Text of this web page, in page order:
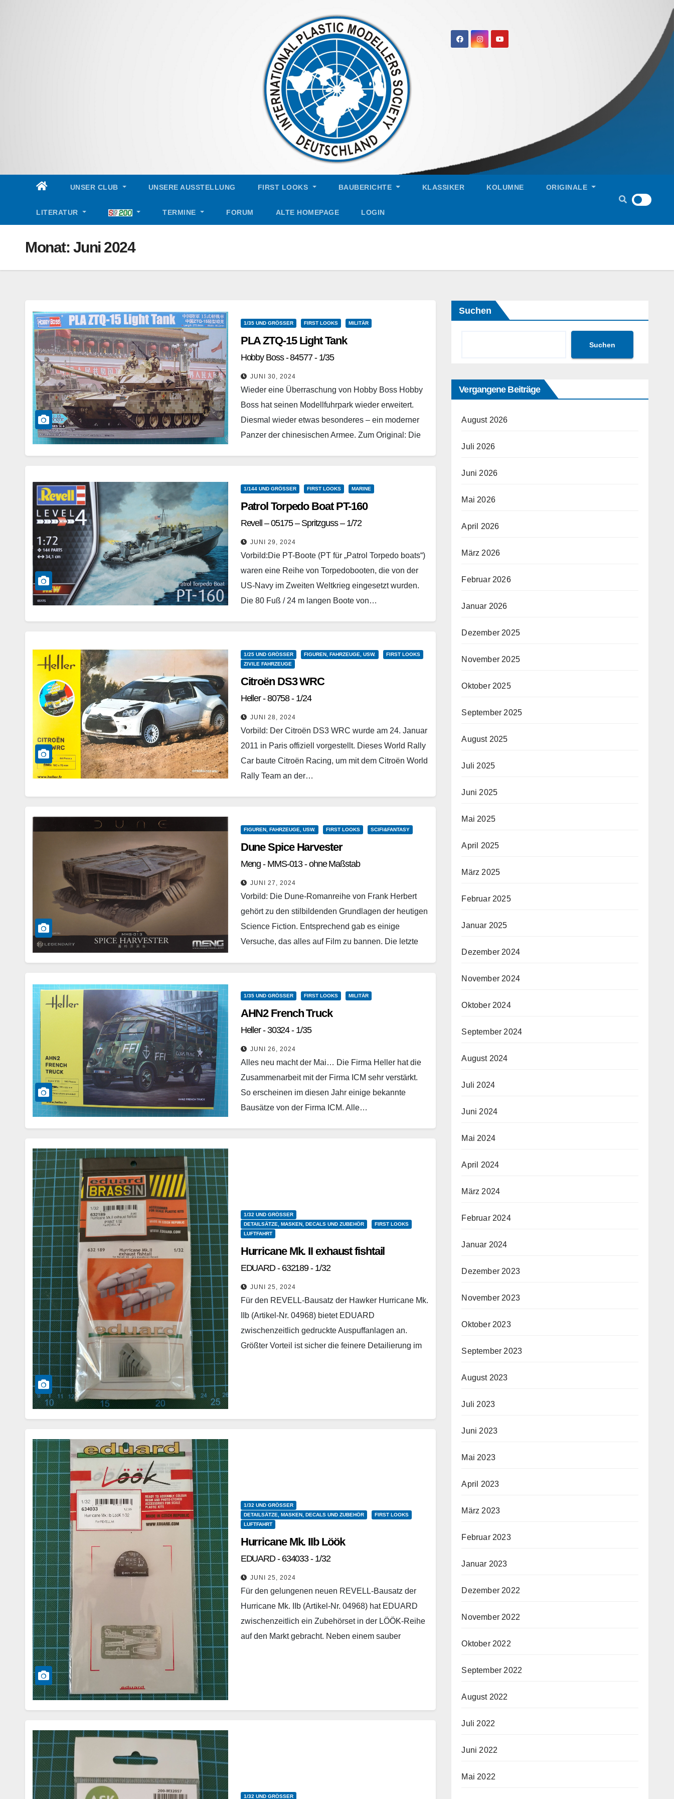
UNSER CLUB UNSERE AUSSTELLUNG FIRST LOOKS BAUBERICHTE KLASSIKER KOLUMNE ORIGINALE
LITERATUR TERMINE FORUM ALTE HOMEPAGE LOGIN
Monat: Juni 2024
1/35 UND GRÖSSER FIRST LOOKS MILITÄR
PLA ZTQ-15 Light Tank
Hobby Boss - 84577 - 1/35
JUNI 30, 2024
Wieder eine Überraschung von Hobby Boss Hobby
Boss hat seinen Modellfuhrpark wieder erweitert.
Diesmal wieder etwas besonderes – ein moderner
Panzer der chinesischen Armee. Zum Original: Die
1/144 UND GRÖSSER FIRST LOOKS MARINE
Patrol Torpedo Boat PT-160
Revell – 05175 – Spritzguss – 1/72
JUNI 29, 2024
Vorbild:Die PT-Boote (PT für „Patrol Torpedo boats“)
waren eine Reihe von Torpedobooten, die von der
US-Navy im Zweiten Weltkrieg eingesetzt wurden.
Die 80 Fuß / 24 m langen Boote von…
Weiterlesen
1/25 UND GRÖSSER FIGUREN, FAHRZEUGE, USW.
FIRST LOOKS
ZIVILE FAHRZEUGE
Citroën DS3 WRC
Heller - 80758 - 1/24
JUNI 28, 2024
Vorbild: Der Citroën DS3 WRC wurde am 24. Januar
2011 in Paris offiziell vorgestellt. Dieses World Rally
Car baute Citroën Racing, um mit dem Citroën World
Rally Team an der…
Weiterlesen
FIGUREN, FAHRZEUGE, USW. FIRST LOOKS SCIFI&FANTASY
Dune Spice Harvester
Meng - MMS-013 - ohne Maßstab
JUNI 27, 2024
Vorbild: Die Dune-Romanreihe von Frank Herbert
gehört zu den stilbildenden Grundlagen der heutigen
Science Fiction. Entsprechend gab es einige
Versuche, das alles auf Film zu bannen. Die letzte
1/35 UND GRÖSSER FIRST LOOKS MILITÄR
AHN2 French Truck
Heller - 30324 - 1/35
JUNI 26, 2024
Alles neu macht der Mai… Die Firma Heller hat die
Zusammenarbeit mit der Firma ICM sehr verstärkt.
So erscheinen im diesen Jahr einige bekannte
Bausätze von der Firma ICM. Alle…
Weiterlesen
1/32 UND GRÖSSER
DETAILSÄTZE, MASKEN, DECALS UND ZUBEHÖR
FIRST LOOKS
LUFTFAHRT
Hurricane Mk. II exhaust fishtail
EDUARD - 632189 - 1/32
JUNI 25, 2024
Für den REVELL-Bausatz der Hawker Hurricane Mk.
IIb (Artikel-Nr. 04968) bietet EDUARD
zwischenzeitlich gedruckte Auspuffanlagen an.
Größter Vorteil ist sicher die feinere Detailierung im
1/32 UND GRÖSSER
DETAILSÄTZE, MASKEN, DECALS UND ZUBEHÖR
FIRST LOOKS
LUFTFAHRT
Hurricane Mk. IIb Löök
EDUARD - 634033 - 1/32
JUNI 25, 2024
Für den gelungenen neuen REVELL-Bausatz der
Hurricane Mk. IIb (Artikel-Nr. 04968) hat EDUARD
zwischenzeitlich ein Zubehörset in der LÖÖK-Reihe
auf den Markt gebracht. Neben einem sauber
1/32 UND GRÖSSER
Suchen
Suchen
Vergangene Beiträge
August 2026
Juli 2026
Juni 2026
Mai 2026
April 2026
März 2026
Februar 2026
Januar 2026
Dezember 2025
November 2025
Oktober 2025
September 2025
August 2025
Juli 2025
Juni 2025
Mai 2025
April 2025
März 2025
Februar 2025
Januar 2025
Dezember 2024
November 2024
Oktober 2024
September 2024
August 2024
Juli 2024
Juni 2024
Mai 2024
April 2024
März 2024
Februar 2024
Januar 2024
Dezember 2023
November 2023
Oktober 2023
September 2023
August 2023
Juli 2023
Juni 2023
Mai 2023
April 2023
März 2023
Februar 2023
Januar 2023
Dezember 2022
November 2022
Oktober 2022
September 2022
August 2022
Juli 2022
Juni 2022
Mai 2022